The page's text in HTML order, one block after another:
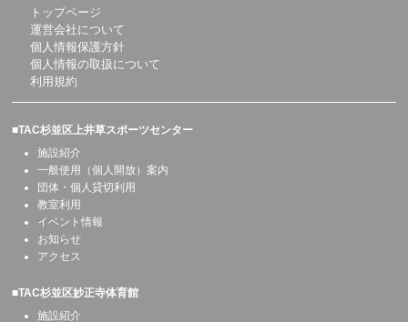
トップページ
運営会社について
個人情報保護方針
個人情報の取扱について
利用規約
■TAC杉並区上井草スポーツセンター
施設紹介
一般使用（個人開放）案内
団体・個人貸切利用
教室利用
イベント情報
お知らせ
アクセス
■TAC杉並区妙正寺体育館
施設紹介